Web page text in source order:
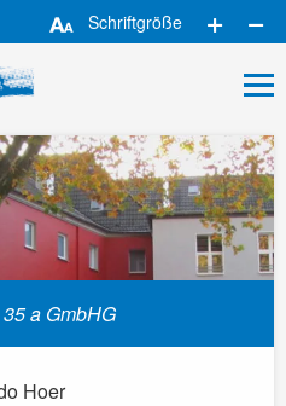
Schriftgröße
a GmbHG
Hoer